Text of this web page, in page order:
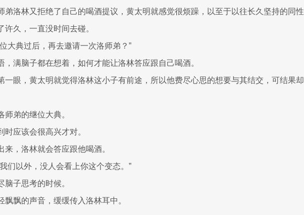
弟洛林又拒绝了自己的喝酒提议，黄太明就感觉很烦躁，以至于以往长久坚持的同性
许久，一直没时间去碰。
大典过后，再去邀请一次洛师弟？”
，满脑子都在想着，如何才能让洛林答应跟自己喝酒。
一眼，黄太明就觉得洛林这小子有前途，所以他费尽心思的想要与其结交，可结果却
师弟的继位大典。
时应该会很高兴才对。
来，洛林就会答应跟他喝酒。
们以外，没人会看上你这个变态。”
脑子思考的时候。
飘飘的声音，缓缓传入洛林耳中。